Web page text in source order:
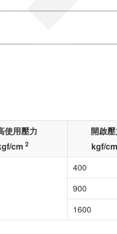
使用壓力
cm 2
開啟
kgf/cm
400
900
1600